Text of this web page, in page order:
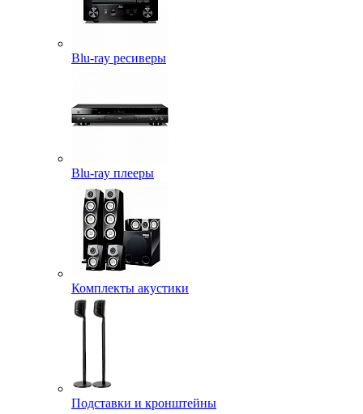
Blu-ray ресиверы
Blu-ray плееры
Комплекты акустики
Подставки и кронштейны